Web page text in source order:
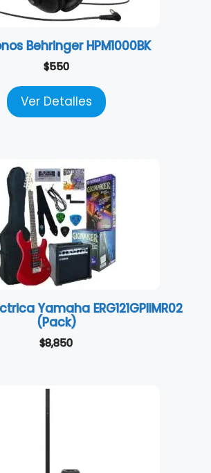
Behringer HPM1000BK
$550
Ver Detalles
Yamaha ERG121GPIIMR02
(Pack)
$8,850